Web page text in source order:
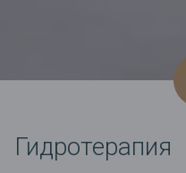
Гидротерапия